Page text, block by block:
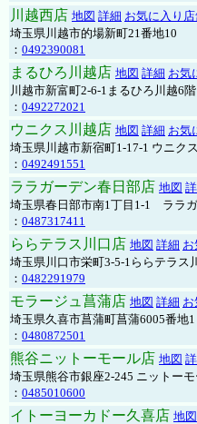
川越西店 地図 詳細 お気に入り
埼玉県川越市的場新町21番地10
： 0492390081
まるひろ川越店 地図 詳細 お気
川越市新富町2-6-1まるひろ川越6階
： 0492272021
ウニクス川越店 地図 詳細 お気
埼玉県川越市新宿町1-17-1 ウニク
： 0492491551
ララガーデン春日部店 地図
埼玉県春日部市南1丁目1-1 ララ
： 0487317411
ららテラス川口店 地図 詳細
埼玉県川口市栄町3-5-1ららテラス
： 0482291979
モラージュ菖蒲店 地図 詳細
埼玉県久喜市菖蒲町菖蒲6005番地1
： 0480872501
熊谷ニットーモール店 地図
埼玉県熊谷市銀座2-245 ニットー
： 0485010600
イトーヨーカドー久喜店 地図